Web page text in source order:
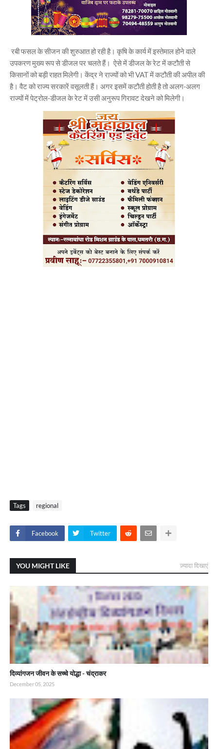
रबी फसल के सीजन की शुरुआत हो रही है। कृषि के कार्य में इस्तेमाल होने वाले
उपकरण मुख्य रूप से डीजल पर चलते हैं। ऐसे में डीजल के रेट में कटौती से
किसानों को बड़ी राहत मिलेगी। केंद्र ने राज्यों को भी VAT में कटौती की अपील की
है। वैट को राज्य सरकारें वसूलती हैं। अगर इसमें कटौती होती है तो अलग-अलग
राज्यों में पेट्रोल-डीजल के रेट में उसी अनुरूप गिरावट देखने को मिलेगी।
Tags regional
Facebook Twitter
YOU MIGHT LIKE ज़्यादा दिखाएं
दिव्यांगजन जीवन के सच्चे योद्धा - चंद्राकर
December 05, 2025